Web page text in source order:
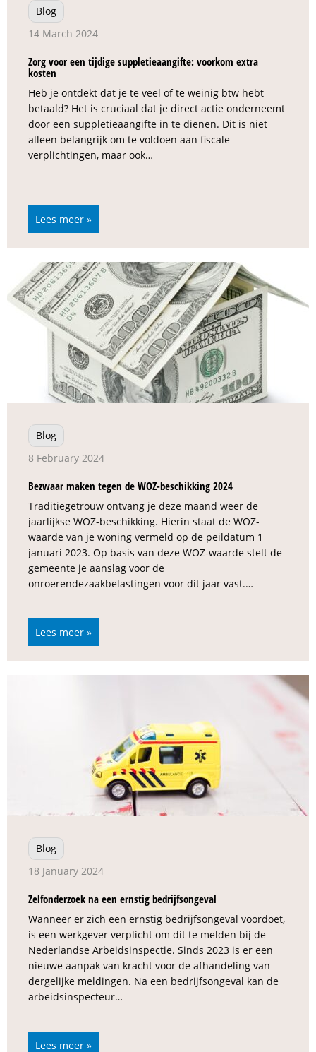
Blog
14 March 2024
Zorg voor een tijdige suppletieaangifte: voorkom extra
kosten
Heb je ontdekt dat je te veel of te weinig btw hebt
betaald? Het is cruciaal dat je direct actie onderneemt
door een suppletieaangifte in te dienen. Dit is niet
alleen belangrijk om te voldoen aan fiscale
verplichtingen, maar ook…
Lees meer »
Blog
8 February 2024
Bezwaar maken tegen de WOZ-beschikking 2024
Traditiegetrouw ontvang je deze maand weer de
jaarlijkse WOZ-beschikking. Hierin staat de WOZ-
waarde van je woning vermeld op de peildatum 1
januari 2023. Op basis van deze WOZ-waarde stelt de
gemeente je aanslag voor de
onroerendezaakbelastingen voor dit jaar vast.…
Lees meer »
Blog
18 January 2024
Zelfonderzoek na een ernstig bedrijfsongeval
Wanneer er zich een ernstig bedrijfsongeval voordoet,
is een werkgever verplicht om dit te melden bij de
Nederlandse Arbeidsinspectie. Sinds 2023 is er een
nieuwe aanpak van kracht voor de afhandeling van
dergelijke meldingen. Na een bedrijfsongeval kan de
arbeidsinspecteur…
Lees meer »